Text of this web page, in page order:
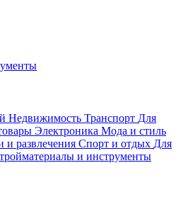
Недвижимость Транспорт Для
Электроника Мода и стиль
и развлечения Спорт и отдых Для
и инструменты